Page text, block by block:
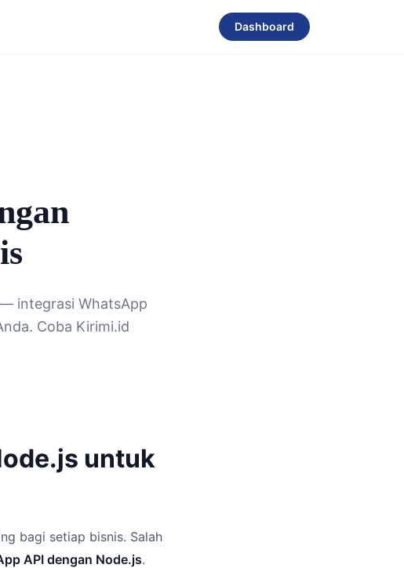
Dashboard
integrasi WhatsApp
Coba Kirimi.id
untuk
bagi setiap bisnis. Salah
API dengan Node.js.